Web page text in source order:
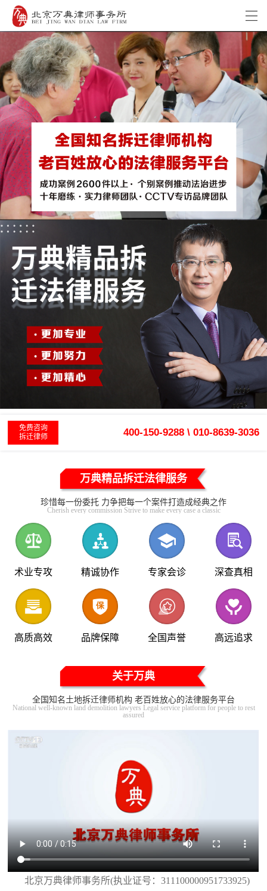
免费咨询
拆迁律师
400-150-9288 \ 010-8639-3036
万典精品拆迁法律服务
珍惜每一份委托 力争把每一个案件打造成经典之作
Cherish every commission Strive to make every case a classic
术业专攻 精诚协作 专家会诊 深查真相
高质高效 品牌保障 全国声誉 高远追求
关于万典
全国知名土地拆迁律师机构 老百姓放心的法律服务平台
National well-known land demolition lawyers Legal service platform for people to rest
assured
北京万典律师事务所(执业证号：311100000951733925)